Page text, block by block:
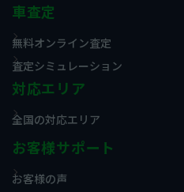
車査定
無料オンライン査定
査定シミュレーション
対応エリア
全国の対応エリア
お客様サポート
お客様の声